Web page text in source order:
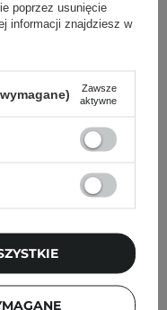
poprzez usunięcie
informacji znajdziesz w
Zawsze
aktywne